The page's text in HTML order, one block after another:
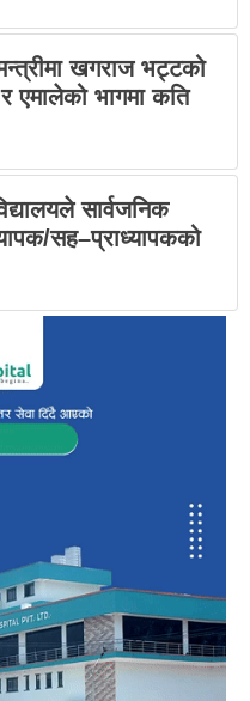
खगराज भट्टको
एमालेको भागमा कति
सार्वजनिक
सह–प्राध्यापकको